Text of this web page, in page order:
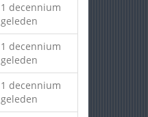
1 decennium
geleden
1 decennium
geleden
1 decennium
geleden